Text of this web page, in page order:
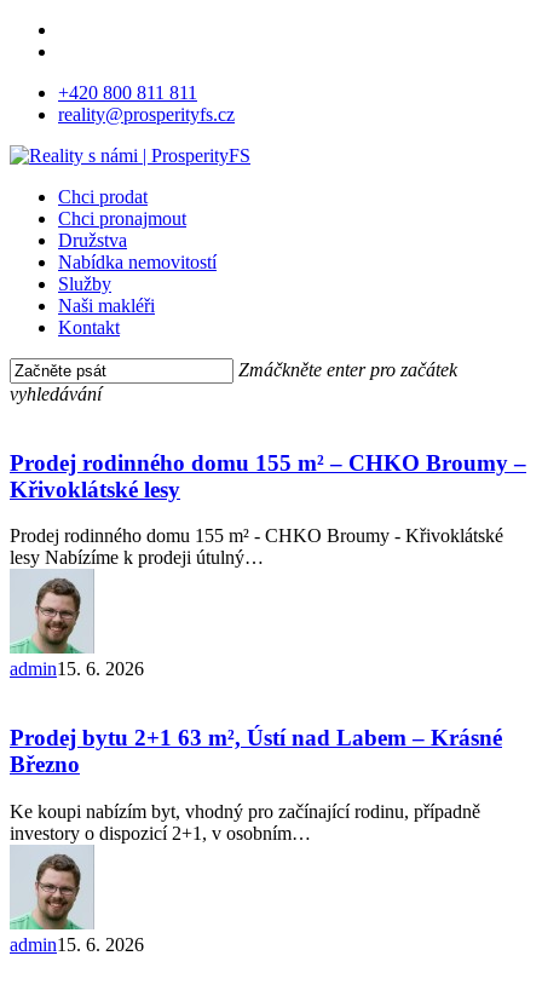
Skip
content+420 800 811 811
reality@prosperityfs.cz
Menu
Chci prodat
Chci pronajmout
Družstva
Nabídka nemovitostí
Služby
Naši makléři
Kontakt
Zmáčkněte enter pro začátek
vyhledávání
domu
155 m²
–
Broumy
–
Křivoklátské
lesy
Prodej rodinného domu 155 m² – CHKO Broumy –
Křivoklátské lesy
Prodej rodinného domu 155 m² - CHKO Broumy - Křivoklátské
lesy Nabízíme k prodeji útulný…
admin15. 6. 2026
2+1 63
m²,
Ústí
Labem
–
Krásné
Březno
Prodej bytu 2+1 63 m², Ústí nad Labem – Krásné
Březno
Ke koupi nabízím byt, vhodný pro začínající rodinu, případně
investory o dispozicí 2+1, v osobním…
admin15. 6. 2026